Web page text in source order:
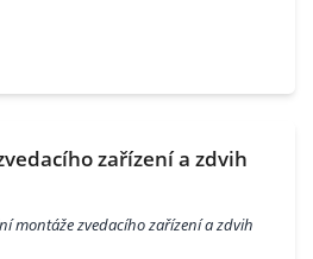
zařízení a zdvih
montáže zvedacího zařízení a zdvih